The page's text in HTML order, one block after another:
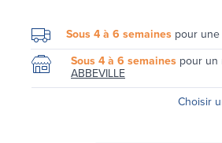
Sous 4 à 6 semaines pour une
Sous 4 à 6 semaines pour un
ABBEVILLE
Choisir